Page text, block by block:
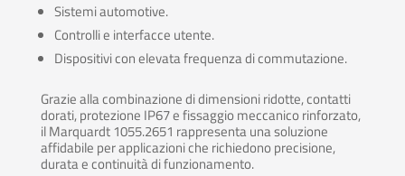
Sistemi automotive.
Controlli e interfacce utente.
Dispositivi con elevata frequenza di commutazione.
Grazie alla combinazione di dimensioni ridotte, contatti
dorati, protezione IP67 e fissaggio meccanico rinforzato,
il Marquardt 1055.2651 rappresenta una soluzione
affidabile per applicazioni che richiedono precisione,
durata e continuità di funzionamento.